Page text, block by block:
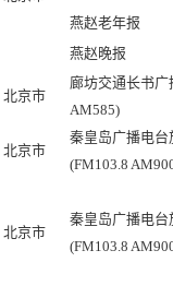
燕赵老年报
燕赵晚报
北京市
廊坊交通长书广
AM585)
北京市
秦皇岛广播电台
(FM103.8
北京市
秦皇岛广播电台
(FM103.8